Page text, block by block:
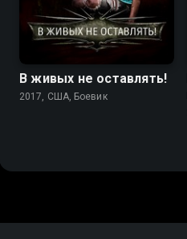
В живых не оставлять!
2017, США, Боевик